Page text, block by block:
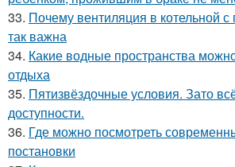
33. Почему вентиляция в котельной с
так важна
34. Какие водные пространства
отдыха
35. Пятизвёздочные условия. Зато
доступности.
36. Где можно посмотреть
постановки